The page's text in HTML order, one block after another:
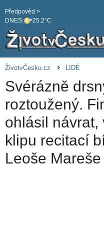
DNES: 25.2°C
Předpověd >
ŽivotvČesku.cz LIDÉ
Svérázně
roztoužený.
ohlásil návrat,
klipu recitací
Leoše Mareše